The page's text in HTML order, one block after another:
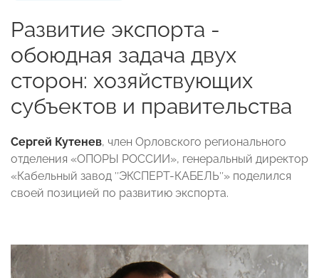
Развитие экспорта -
обоюдная задача двух
сторон: хозяйствующих
субъектов и правительства
Сергей Кутенев, член Орловского регионального
отделения «ОПОРЫ РОССИИ», генеральный директор
«Кабельный завод ″ЭКСПЕРТ-КАБЕЛЬ″» поделился
своей позицией по развитию экспорта.